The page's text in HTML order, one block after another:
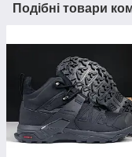
Подібні товари